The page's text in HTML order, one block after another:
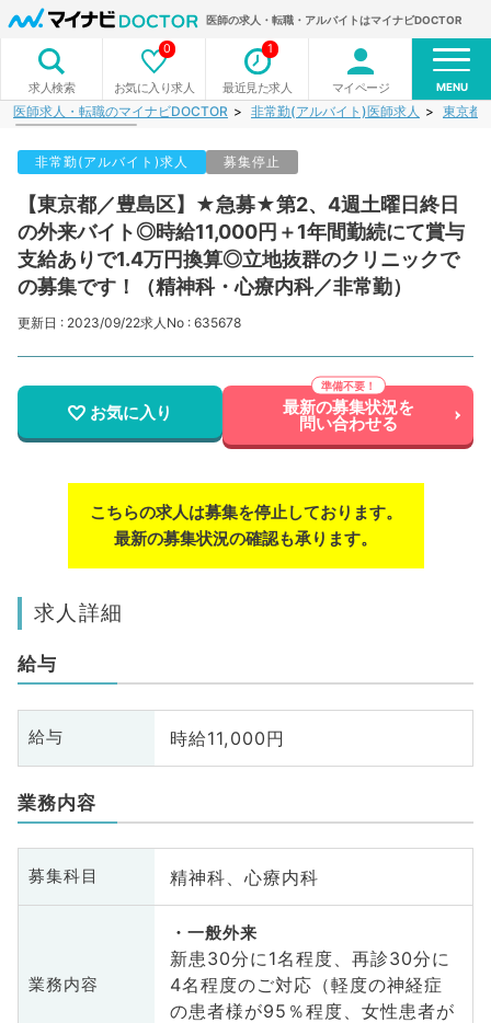
医師の求人・転職・アルバイトはマイナビDOCTOR
求人検索 お気に入り求人
0
最近見た求人
1
マイページ MENU
医師求人・転職のマイナビDOCTOR 非常勤(アルバイト)医師求人 東京都
非常勤(アルバイト)求人 募集停止
【東京都／豊島区】★急募★第2、4週土曜日終日
の外来バイト◎時給11,000円＋1年間勤続にて賞与
支給ありで1.4万円換算◎立地抜群のクリニックで
の募集です！（精神科・心療内科／非常勤）
更新日 : 2023/09/22求人No : 635678
お気に入り 最新の募集状況を
問い合わせる
こちらの求人は募集を停止しております。
最新の募集状況の確認も承ります。
求人詳細
給与
給与 時給11,000円
業務内容
募集科目 精神科、心療内科
業務内容
一般外来
新患30分に1名程度、再診30分に
4名程度のご対応（軽度の神経症
の患者様が95％程度、女性患者が